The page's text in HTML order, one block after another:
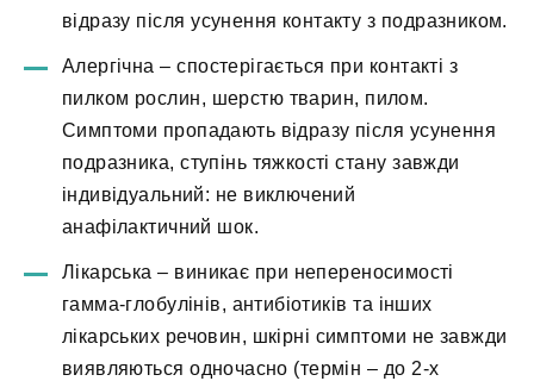
відразу після усунення контакту з подразником.
Алергічна – спостерігається при контакті з
пилком рослин, шерстю тварин, пилом.
Симптоми пропадають відразу після усунення
подразника, ступінь тяжкості стану завжди
індивідуальний: не виключений
анафілактичний шок.
Лікарська – виникає при непереносимості
гамма-глобулінів, антибіотиків та інших
лікарських речовин, шкірні симптоми не завжди
виявляються одночасно (термін – до 2-х